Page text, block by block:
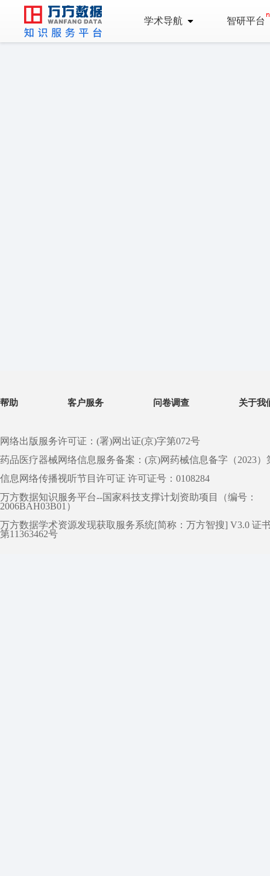
学术导航 智研平台
帮助 客户服务 问卷调查 关于我
网络出版服务许可证：(署)网出证(京)字第072号
药品医疗器械网络信息服务备案：(京)网药械信息备字（2023）
信息网络传播视听节目许可证 许可证号：0108284
万方数据知识服务平台--国家科技支撑计划资助项目（编号：
2006BAH03B01）
万方数据学术资源发现获取服务系统[简称：万方智搜] V3.0 证
第11363462号